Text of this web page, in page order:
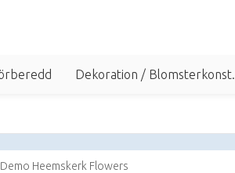
Dekoration / Blomsterkonst.
Demo Heemskerk Flowers